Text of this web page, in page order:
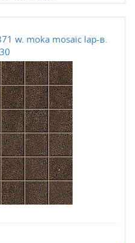
w. moka mosaic lap-в.